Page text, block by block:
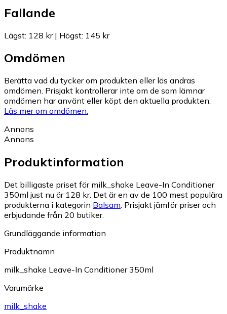
Fallande
Lägst: 128 kr| Högst: 145 kr
Omdömen
Berätta vad du tycker om produkten eller läs andras
omdömen. Prisjakt kontrollerar inte om de som lämnar
omdömen har använt eller köpt den aktuella produkten.
Läs mer om omdömen.
Annons
Annons
Produktinformation
Det billigaste priset för milk_shake Leave-In Conditioner
350ml just nu är 128 kr. Det är en av de 100 mest populära
produkterna i kategorin Balsam. Prisjakt jämför priser och
erbjudande från 20 butiker.
Grundläggande information
Produktnamn
milk_shake Leave-In Conditioner 350ml
Varumärke
milk_shake